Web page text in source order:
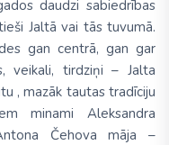
daudzi sabiedrības
Jaltā vai tās tuvumā.
gan centrā, gan gar
veikali, tirdziņi – Jalta
, mazāk tautas tradīciju
minami Aleksandra
Čehova māja –